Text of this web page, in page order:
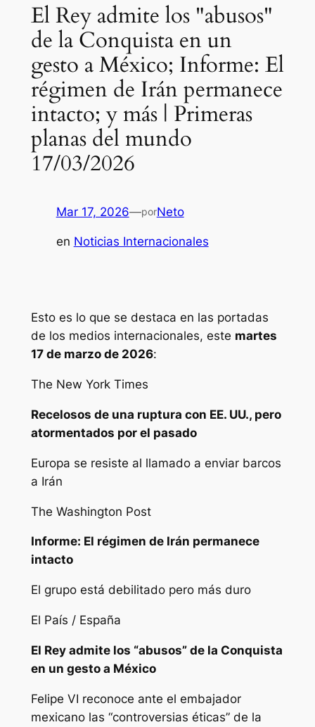
El Rey admite los "abusos"
de la Conquista en un
gesto a México; Informe: El
régimen de Irán permanece
intacto; y más | Primeras
planas del mundo
17/03/2026
Mar 17, 2026—porNeto
en Noticias Internacionales
Esto es lo que se destaca en las portadas
de los medios internacionales, este martes
17 de marzo de 2026:
The New York Times
Recelosos de una ruptura con EE. UU., pero
atormentados por el pasado
Europa se resiste al llamado a enviar barcos
a Irán
The Washington Post
Informe: El régimen de Irán permanece
intacto
El grupo está debilitado pero más duro
El País / España
El Rey admite los “abusos” de la Conquista
en un gesto a México
Felipe VI reconoce ante el embajador
mexicano las “controversias éticas” de la